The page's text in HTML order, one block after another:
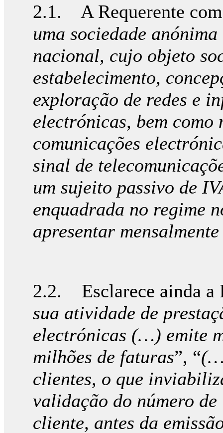
2.1. A Requerente
uma sociedade
nacional, cujo objeto
estabelecimento,
exploração de redes e
electrónicas, bem como
comunicações
sinal de
um sujeito passivo de
enquadrada no regime
apresentar
2.2. Esclarece ainda a
sua atividade de
electrónicas (…) emite
milhões de faturas”, “
clientes, o que
validação do número
cliente, antes da